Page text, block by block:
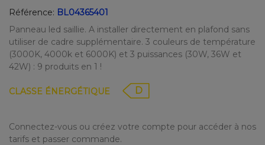
Référence: BL04365401
Panneau led saillie. A installer directement en plafond sans
utiliser de cadre supplémentaire. 3 couleurs de température
(3000K, 4000k et 6000K) et 3 puissances (30W, 36W et
42W) : 9 produits en 1 !
CLASSE ÉNERGÉTIQUE D
Connectez-vous ou créez votre compte pour accéder à nos
tarifs et passer commande.